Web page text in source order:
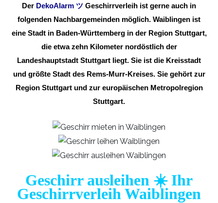
Der DekoAlarm ツ Geschirrverleih ist gerne auch in
folgenden Nachbargemeinden möglich. Waiblingen ist
eine Stadt in Baden-Württemberg in der Region Stuttgart,
die etwa zehn Kilometer nordöstlich der
Landeshauptstadt Stuttgart liegt. Sie ist die Kreisstadt
und größte Stadt des Rems-Murr-Kreises. Sie gehört zur
Region Stuttgart und zur europäischen Metropolregion
Stuttgart.
Geschirr ausleihen ☀️ Ihr
Geschirrverleih Waiblingen